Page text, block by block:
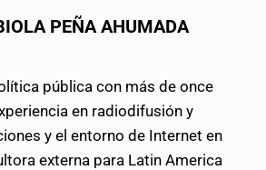
PEÑA AHUMADA
pública con más de once
en radiodifusión y
y el entorno de Internet en
externa para Latin America